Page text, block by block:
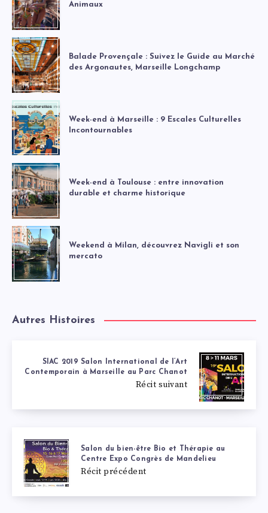
Animaux
Balade Provençale : Suivez le Guide au Marché
des Argonautes, Marseille Longchamp
Week-end à Marseille : 9 Escales Culturelles
Incontournables
Week-end à Toulouse : entre innovation
durable et charme historique
Weekend à Milan, découvrez Navigli et son
mercato
Autres Histoires
SIAC 2019 Salon International de l’Art
Contemporain à Marseille au Parc Chanot
Récit suivant
Salon du bien-être Bio et Thérapie au
Centre Expo Congrès de Mandelieu
Récit précédent